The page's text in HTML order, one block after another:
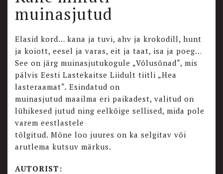
muinasjutud
Elasid kord… kana ja tuvi, ahv ja krokodill, hunt
ja koiott, eesel ja varas, eit ja taat, isa ja poeg…
See on järg muinasjutukogule „Võlusõnad“, mis
pälvis Eesti Lastekaitse Liidult tiitli „Hea
lasteraamat“. Esindatud on
muinasjutud maailma eri paikadest, valitud on
lühikesed jutud ning eelkõige sellised, mida pole
varem eestlastele
tõlgitud. Mõne loo juures on ka selgitav või
arutlema kutsuv märkus.
AUTORIST: